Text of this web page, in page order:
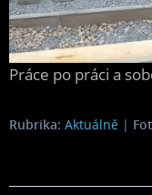
Práce po práci a
Rubrika: Aktuálně |